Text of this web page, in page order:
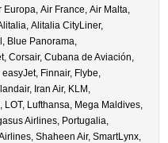
Europa,Air France,Air Malta,
Alitalia CityLiner,
Blue Panorama,
Corsair,Cubana de Aviación,
easyJet, Finnair, Flybe,
Iran Air, KLM,
LOT, Lufthansa, Mega Maldives,
Airlines, Portugalia,
Shaheen Air,SmartLynx,